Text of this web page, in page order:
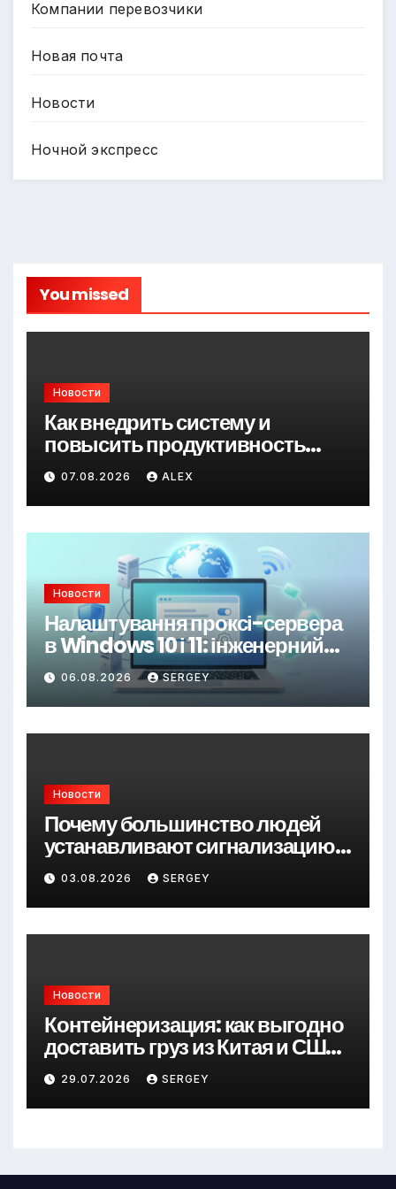
Компании перевозчики
Новая почта
Новости
Ночной экспресс
You missed
Новости
Как внедрить систему и
повысить продуктивность
сотрудников организуя
корпоративное питание
07.08.2026 ALEX
Новости
Налаштування проксі-сервера
в Windows 10 і 11: інженерний
підхід до керування трафіком
06.08.2026 SERGEY
Новости
Почему большинство людей
устанавливают сигнализацию
для дома слишком поздно?
03.08.2026 SERGEY
Новости
Контейнеризация: как выгодно
доставить груз из Китая и США
в Украину
29.07.2026 SERGEY